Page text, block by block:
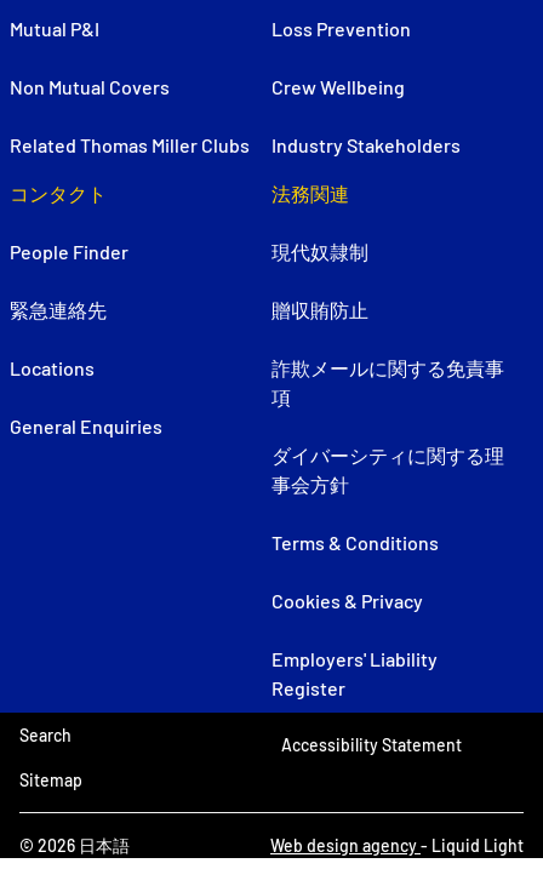
Mutual P&I
Non Mutual Covers
Related Thomas Miller Clubs
Loss Prevention
Crew Wellbeing
Industry Stakeholders
コンタクト
People Finder
緊急連絡先
Locations
General Enquiries
法務関連
現代奴隷制
贈収賄防止
詐欺メールに関する免責事
項
ダイバーシティに関する理
事会方針
Terms & Conditions
Cookies & Privacy
Employers' Liability
Register
© 2026 日本語
Search
Sitemap
Accessibility Statement
Web design agency- Liquid Light